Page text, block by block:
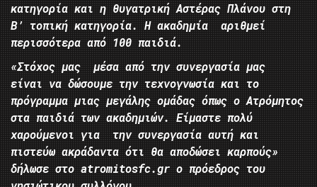
κατηγορία και η θυγατρική Αστέρας Πλάνου στη
Β’ τοπική κατηγορία. Η ακαδημία αριθμεί
περισσότερα από 100 παιδιά.
«Στόχος μας μέσα από την συνεργασία μας
είναι να δώσουμε την τεχνογνωσία και το
πρόγραμμα μιας μεγάλης ομάδας όπως ο Ατρόμητος
στα παιδιά των ακαδημιών. Είμαστε πολύ
χαρούμενοι για την συνεργασία αυτή και
πιστεύω ακράδαντα ότι θα αποδώσει καρπούς»
δήλωσε στο atromitosfc.gr o πρόεδρος του